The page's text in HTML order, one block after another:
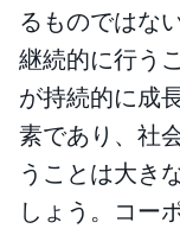
るものではな
継続的に行う
が持続的に成
素であり、社
うことは大き
しょう。コー